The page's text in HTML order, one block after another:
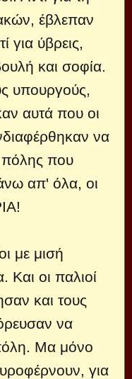
έβλεπαν
για ύβρεις,
και σοφία.
υπουργούς,
αυτά που οι
να
πόλης που
απ' όλα, οι
με μισή
Και οι παλιοί
και τους
να
Μα μόνο
για